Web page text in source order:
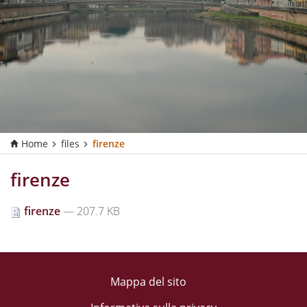
Home files firenze
firenze
firenze— 207.7 KB
Mappa del sito